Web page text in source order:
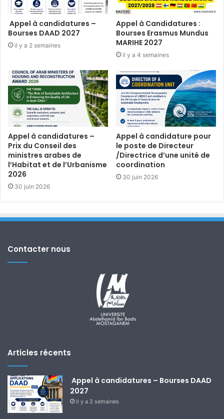
Appel à candidatures –
Bourses DAAD 2027
il y a 2 semaines
Appel à Candidatures :
Bourses Erasmus Mundus
MARIHE 2027
il y a 4 semaines
Appel à candidatures –
Prix du Conseil des
ministres arabes de
l’Habitat et de l’Urbanisme
2026
30 juin 2026
Appel à candidature pour
le poste de Directeur
/Directrice d’une unité de
coordination
30 juin 2026
Contacter nous
Articles récents
Appel à candidatures – Bourses DAAD
2027
il y a 2 semaines